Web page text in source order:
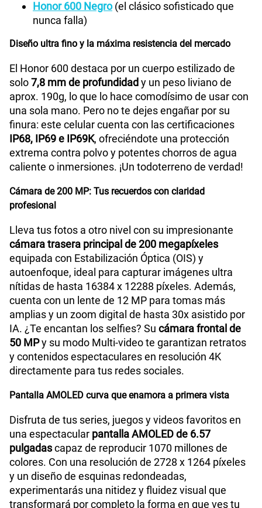
Honor 600 Negro(el clásico sofisticado que
nunca falla)
Diseño ultra fino y la máxima resistencia del mercado
El Honor 600 destaca por un cuerpo estilizado de
solo7,8 mm de profundidady un peso liviano de
aprox. 190g, lo que lo hace comodísimo de usar con
una sola mano. Pero no te dejes engañar por su
finura: este celular cuenta con las certificaciones
IP68, IP69 e IP69K, ofreciéndote una protección
extrema contra polvo y potentes chorros de agua
caliente o inmersiones. ¡Un todoterreno de verdad!
Cámara de 200 MP: Tus recuerdos con claridad
profesional
Lleva tus fotos a otro nivel con su impresionante
cámara trasera principal de 200 megapíxeles
equipada con Estabilización Óptica (OIS) y
autoenfoque, ideal para capturar imágenes ultra
nítidas de hasta 16384 x 12288 píxeles. Además,
cuenta con un lente de 12 MP para tomas más
amplias y un zoom digital de hasta 30x asistido por
IA. ¿Te encantan los selfies? Su cámara frontal de
50 MPy su modo Multi-video te garantizan retratos
y contenidos espectaculares en resolución 4K
directamente para tus redes sociales.
Pantalla AMOLED curva que enamora a primera vista
Disfruta de tus series, juegos y videos favoritos en
una espectacular pantalla AMOLED de 6.57
pulgadascapaz de reproducir 1070 millones de
colores. Con una resolución de 2728 x 1264 píxeles
y un diseño de esquinas redondeadas,
experimentarás una nitidez y fluidez visual que
transformará por completo la forma en que ves tu